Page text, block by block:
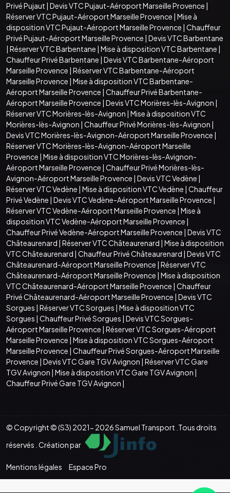
Privé Pujaut | Devis VTC Pujaut-Aéroport Marseille Provence |
Réserver VTC Pujaut-Aéroport Marseille Provence | Mise à
disposition VTC Pujaut-Aéroport Marseille Provence | Chauffeur
Privé Pujaut-Aéroport Marseille Provence | Devis VTC Barbentane
| Réserver VTC Barbentane | Mise à disposition VTC Barbentane |
Chauffeur Privé Barbentane | Devis VTC Barbentane-Aéroport
Marseille Provence | Réserver VTC Barbentane-Aéroport
Marseille Provence | Mise à disposition VTC Barbentane-
Aéroport Marseille Provence | Chauffeur Privé Barbentane-
Aéroport Marseille Provence | Devis VTC Morières-lès-Avignon |
Réserver VTC Morières-lès-Avignon | Mise à disposition VTC
Morières-lès-Avignon | Chauffeur Privé Morières-lès-Avignon |
Devis VTC Morières-lès-Avignon-Aéroport Marseille Provence |
Réserver VTC Morières-lès-Avignon-Aéroport Marseille
Provence | Mise à disposition VTC Morières-lès-Avignon-
Aéroport Marseille Provence | Chauffeur Privé Morières-lès-
Avignon-Aéroport Marseille Provence | Devis VTC Vedène |
Réserver VTC Vedène | Mise à disposition VTC Vedène | Chauffeur
Privé Vedène | Devis VTC Vedène-Aéroport Marseille Provence |
Réserver VTC Vedène-Aéroport Marseille Provence | Mise à
disposition VTC Vedène-Aéroport Marseille Provence |
Chauffeur Privé Vedène-Aéroport Marseille Provence | Devis VTC
Châteaurenard | Réserver VTC Châteaurenard | Mise à disposition
VTC Châteaurenard | Chauffeur Privé Châteaurenard | Devis VTC
Châteaurenard-Aéroport Marseille Provence | Réserver VTC
Châteaurenard-Aéroport Marseille Provence | Mise à disposition
VTC Châteaurenard-Aéroport Marseille Provence | Chauffeur
Privé Châteaurenard-Aéroport Marseille Provence | Devis VTC
Sorgues | Réserver VTC Sorgues | Mise à disposition VTC
Sorgues | Chauffeur Privé Sorgues | Devis VTC Sorgues-
Aéroport Marseille Provence | Réserver VTC Sorgues-Aéroport
Marseille Provence | Mise à disposition VTC Sorgues-Aéroport
Marseille Provence | Chauffeur Privé Sorgues-Aéroport Marseille
Provence | Devis VTC Gare TGV Avignon | Réserver VTC Gare
TGV Avignon | Mise à disposition VTC Gare TGV Avignon |
Chauffeur Privé Gare TGV Avignon |
© Copyright © (S3) 2021- 2026 Samuel Transport .Tous droits
réservés . Création par
Mentions légales Espace Pro